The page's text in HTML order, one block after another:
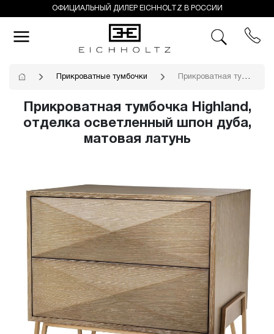
ОФИЦИАЛЬНЫЙ ДИЛЕР EICHHOLTZ В РОССИИ
Прикроватные тумбочки Прикроватная тумбочка Highland, отделка осветленный шпон дуба, матовая латунь
Прикроватная тумбочка Highland,
отделка осветленный шпон дуба,
матовая латунь